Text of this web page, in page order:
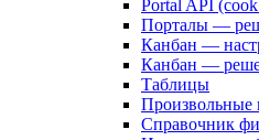
Portal API
Порталы —
Канбан —
Канбан —
Таблицы
Произвольные
Справочник